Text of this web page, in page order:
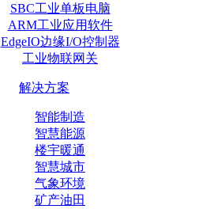
SBC工业单板电脑
ARM工业应用软件
EdgeIO边缘I/O控制器
工业物联网关
解决方案
智能制造
智慧能源
楼宇暖通
智慧城市
气象环境
矿产油田